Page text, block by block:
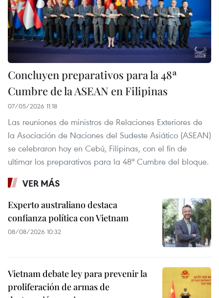
Concluyen preparativos para la 48ª
Cumbre de la ASEAN en Filipinas
07/05/2026 11:18
Las reuniones de ministros de Relaciones Exteriores de
la Asociación de Naciones del Sudeste Asiático (ASEAN)
se celebraron hoy en Cebú, Filipinas, con el fin de
ultimar los preparativos para la 48ª Cumbre del bloque.
VER MÁS
Experto australiano destaca
confianza política con Vietnam
08/08/2026 10:32
Vietnam debate ley para prevenir la
proliferación de armas de